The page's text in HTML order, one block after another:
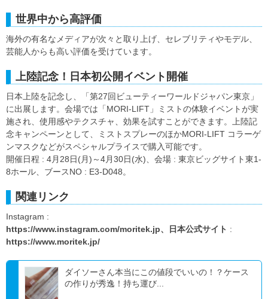
世界中から高評価
海外の有名なメディアが次々と取り上げ、セレブリティやモデル、
芸能人からも高い評価を受けています。
上陸記念！日本初公開イベント開催
日本上陸を記念し、「第27回ビューティーワールドジャパン東京」
に出展します。会場では「MORI-LIFT」ミストの体験イベントが実
施され、使用感やテクスチャ、効果を試すことができます。上陸記
念キャンペーンとして、ミストスプレーのほかMORI-LIFT コラーゲ
ンマスクなどがスペシャルプライスで購入可能です。
開催日程 : 4月28日(月)～4月30日(水)、会場 : 東京ビッグサイト東1-
8ホール、ブースNO : E3-D048。
関連リンク
Instagram :
https://www.instagram.com/moritek.jp、日本公式サイト :
https://www.moritek.jp/
ダイソーさん本当にこの値段でいいの！？ケース
の作りが秀逸！持ち運び...